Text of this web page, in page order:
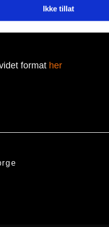
Ikke tillat
FRÖJA, eier
format her